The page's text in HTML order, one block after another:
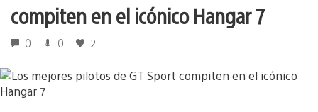
compiten en el icónico Hangar 7
0 0 2